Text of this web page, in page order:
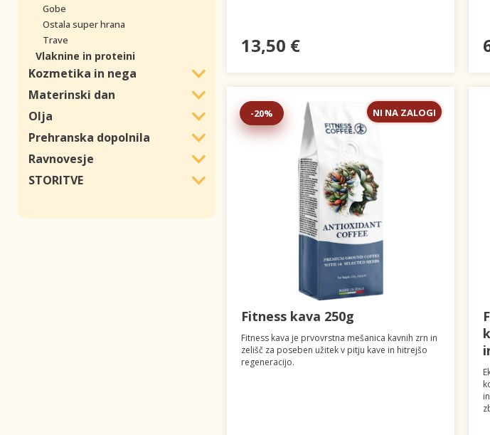
Gobe
Ostala super hrana
Trave
Vlaknine in proteini
Kozmetika in nega
Materinski dan
Olja
Prehranska dopolnila
Ravnovesje
STORITVE
13,50 €
-20% NI NA ZALOGI
Fitness kava 250g
Fitness kava je prvovrstna mešanica kavnih zrn in
zelišč za poseben užitek v pitju kave in hitrejšo
regeneracijo.